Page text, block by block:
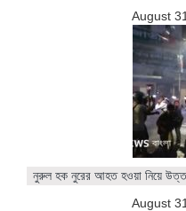
August
নুরুল হক নুরের আহত হওয়া নিয়ে
August